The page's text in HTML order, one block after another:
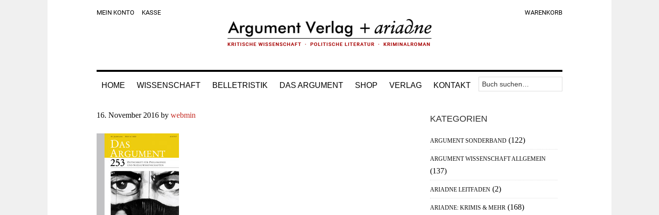
MEIN KONTO KASSE WARENKORB
HOME WISSENSCHAFT BELLETRISTIK DAS ARGUMENT SHOP VERLAG KONTAKT
Nav
Area
Suchen
nach:
16. November 2016 by webmin
Haupt-
Sidebar
KATEGORIEN
ARGUMENT SONDERBAND (122)
ARGUMENT WISSENSCHAFT ALLGEMEIN
(137)
ARIADNE LEITFADEN (2)
ARIADNE: KRIMIS & MEHR (168)